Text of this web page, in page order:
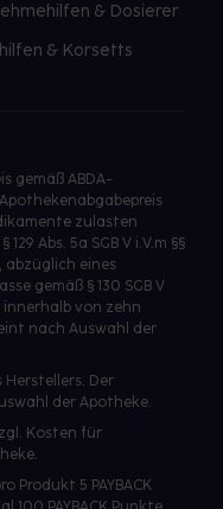
& Dosierer
& Korsetts
gemäß ABDA-
zulasten
Abs. 5a SGB V i.V.m §§
abzüglich eines
gemäß § 130 SGB V
innerhalb von zehn
nach Auswahl der
Herstellers. Der
der Apotheke.
Kosten für
Produkt 5 PAYBACK